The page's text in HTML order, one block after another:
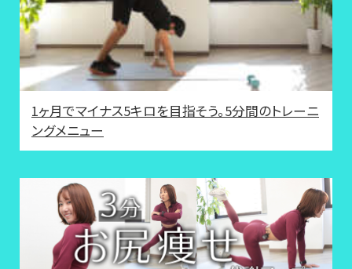
1ヶ月でマイナス5キロを目指そう。5分間のトレーニ
ングメニュー